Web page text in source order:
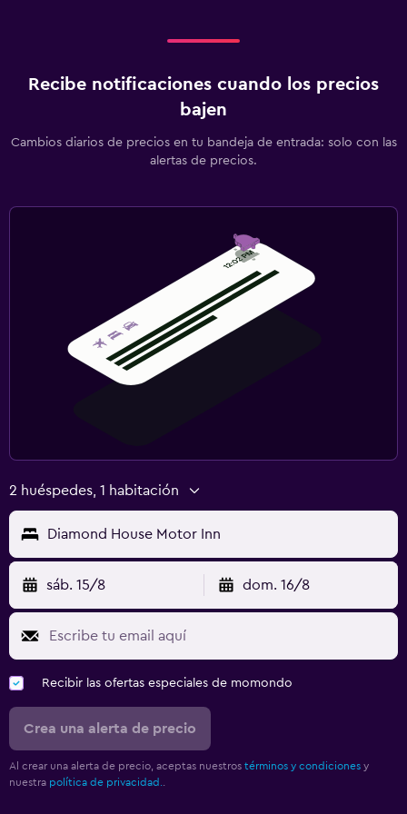
Recibe notificaciones cuando los precios
bajen
Cambios diarios de precios en tu bandeja de entrada: solo con las
alertas de precios.
2 huéspedes, 1 habitación
Diamond House Motor Inn
sáb. 15/8 dom. 16/8
Recibir las ofertas especiales de momondo
Crea una alerta de precio
Al crear una alerta de precio, aceptas nuestros términos y condiciones y
nuestra política de privacidad.